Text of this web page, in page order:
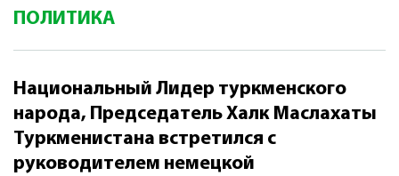
ПОЛИТИКА
Национальный Лидер туркменского
народа, Председатель Халк Маслахаты
Туркменистана встретился с
руководителем немецкой